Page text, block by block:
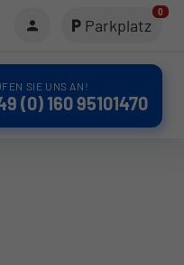
Parkplatz
0
SIE UNS AN!
(0) 160 95101470